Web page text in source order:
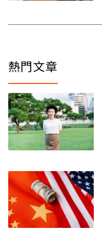
熱門文章